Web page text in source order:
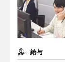
給与